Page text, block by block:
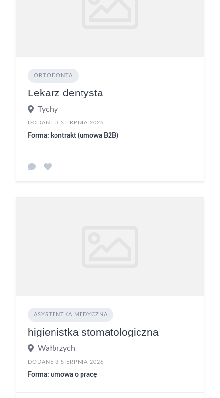
ORTODONTA
Lekarz dentysta
Tychy
DODANE 3 SIERPNIA 2026
Forma: kontrakt (umowa B2B)
ASYSTENTKA MEDYCZNA
higienistka stomatologiczna
Wałbrzych
DODANE 3 SIERPNIA 2026
Forma: umowa o pracę